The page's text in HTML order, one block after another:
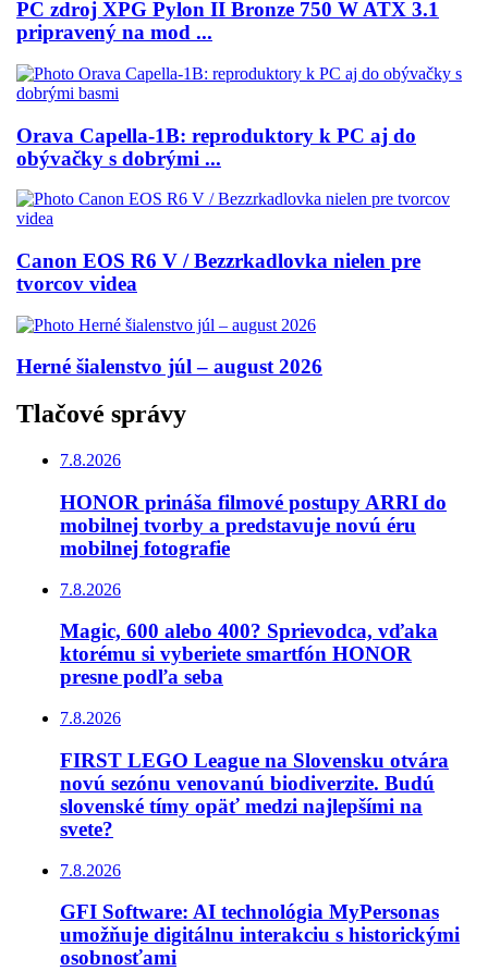
PC zdroj XPG Pylon II Bronze 750 W ATX 3.1
pripravený na mod ...
Orava Capella-1B: reproduktory k PC aj do
obývačky s dobrými ...
Canon EOS R6 V / Bezzrkadlovka nielen pre
tvorcov videa
Herné šialenstvo júl – august 2026
Tlačové správy
7.8.2026
HONOR prináša filmové postupy ARRI do
mobilnej tvorby a predstavuje novú éru
mobilnej fotografie
7.8.2026
Magic, 600 alebo 400? Sprievodca, vďaka
ktorému si vyberiete smartfón HONOR
presne podľa seba
7.8.2026
FIRST LEGO League na Slovensku otvára
novú sezónu venovanú biodiverzite. Budú
slovenské tímy opäť medzi najlepšími na
svete?
7.8.2026
GFI Software: AI technológia MyPersonas
umožňuje digitálnu interakciu s historickými
osobnosťami